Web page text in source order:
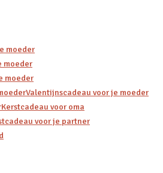
moeder
moeder
moeder
Valentijnscadeau voor je moeder
Kerstcadeau voor oma
voor je partner